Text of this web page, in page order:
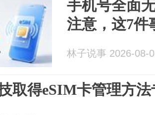
手机号全面
注意，这7件
林子说事 2026-08-
取得eSIM卡管理方法